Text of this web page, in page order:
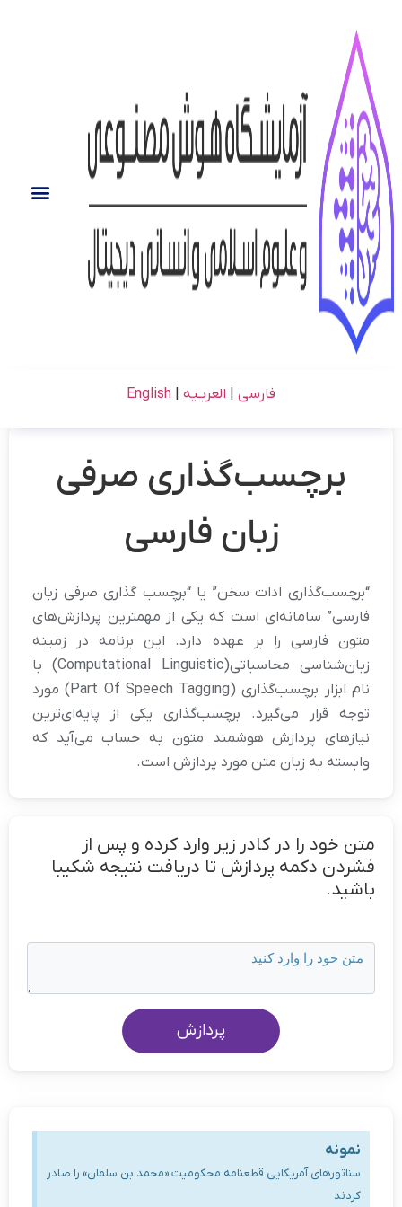
فارسی العربـیه English
برچسب‌گذاری صرفی
زبان فارسی
“برچسب‌گذاری ادات سخن” یا “برچسب گذاری صرفی زبان
فارسی” سامانه‌ای است که یکی از مهمترین پردازش‌های
متون فارسی را بر عهده دارد. این برنامه در زمینه
زبان‌‏شناسی محاسباتی(Computational Linguistic) با
نام ابزار برچسب‏‌گذاری (Part Of Speech Tagging) مورد
توجه قرار می‌گیرد. برچسب‌‏گذاری یکی از پایه‏‌ای‏‌ترین
نیازهای پردازش هوشمند متون به حساب می‏‌آید که
وابسته به زبان متن مورد پردازش است.
متن خود را در کادر زیر وارد کرده و پس از
فشردن دکمه پردازش تا دریافت نتیجه شکیبا
باشید.
پردازش
نمونه
سناتورهای آمریکایی قطعنامه‌ محکومیت «محمد بن سلمان» را صادر
کردند